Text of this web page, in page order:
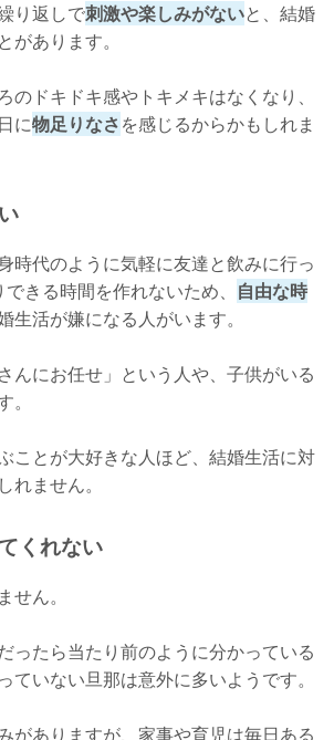
り返しで刺激や楽しみがないと、結婚
があります。
のドキドキ感やトキメキはなくなり、
に物足りなさを感じるからかもしれま
時代のように気軽に友達と飲みに行っ
きる時間を作れないため、 自由な時
生活が嫌になる人がいます。
んにお任せ」という人や、子供がいる
ことが大好きな人ほど、結婚生活に対
れません。
くれない
せん。
ったら当たり前のように分かっている
ていない旦那は意外に多いようです。
がありますが、家事や育児は毎日ある